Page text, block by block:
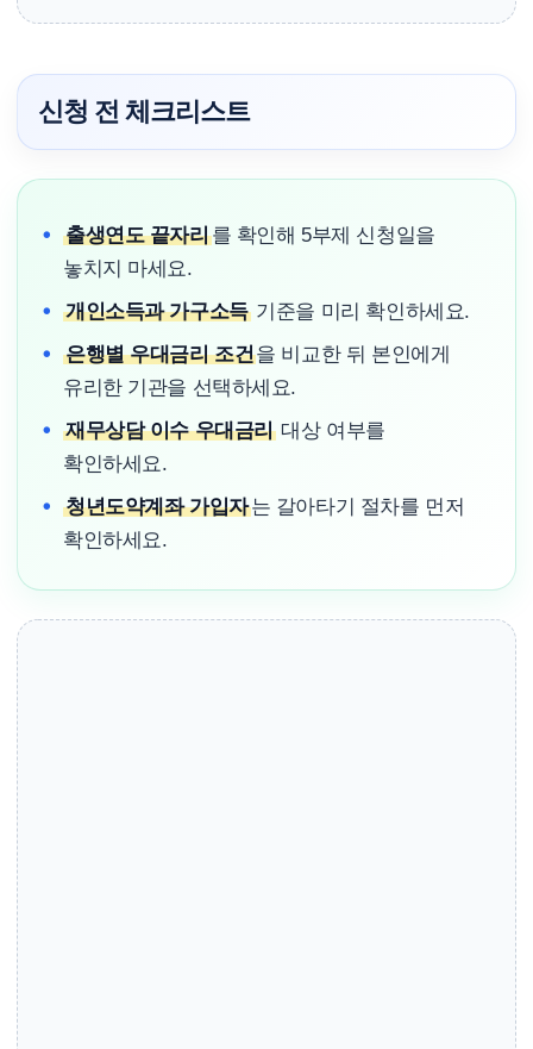
신청 전 체크리스트
출생연도 끝자리를 확인해 5부제 신청일을
놓치지 마세요.
개인소득과 가구소득기준을 미리 확인하세요.
은행별 우대금리 조건을 비교한 뒤 본인에게
유리한 기관을 선택하세요.
재무상담 이수 우대금리대상 여부를
확인하세요.
청년도약계좌 가입자는 갈아타기 절차를 먼저
확인하세요.